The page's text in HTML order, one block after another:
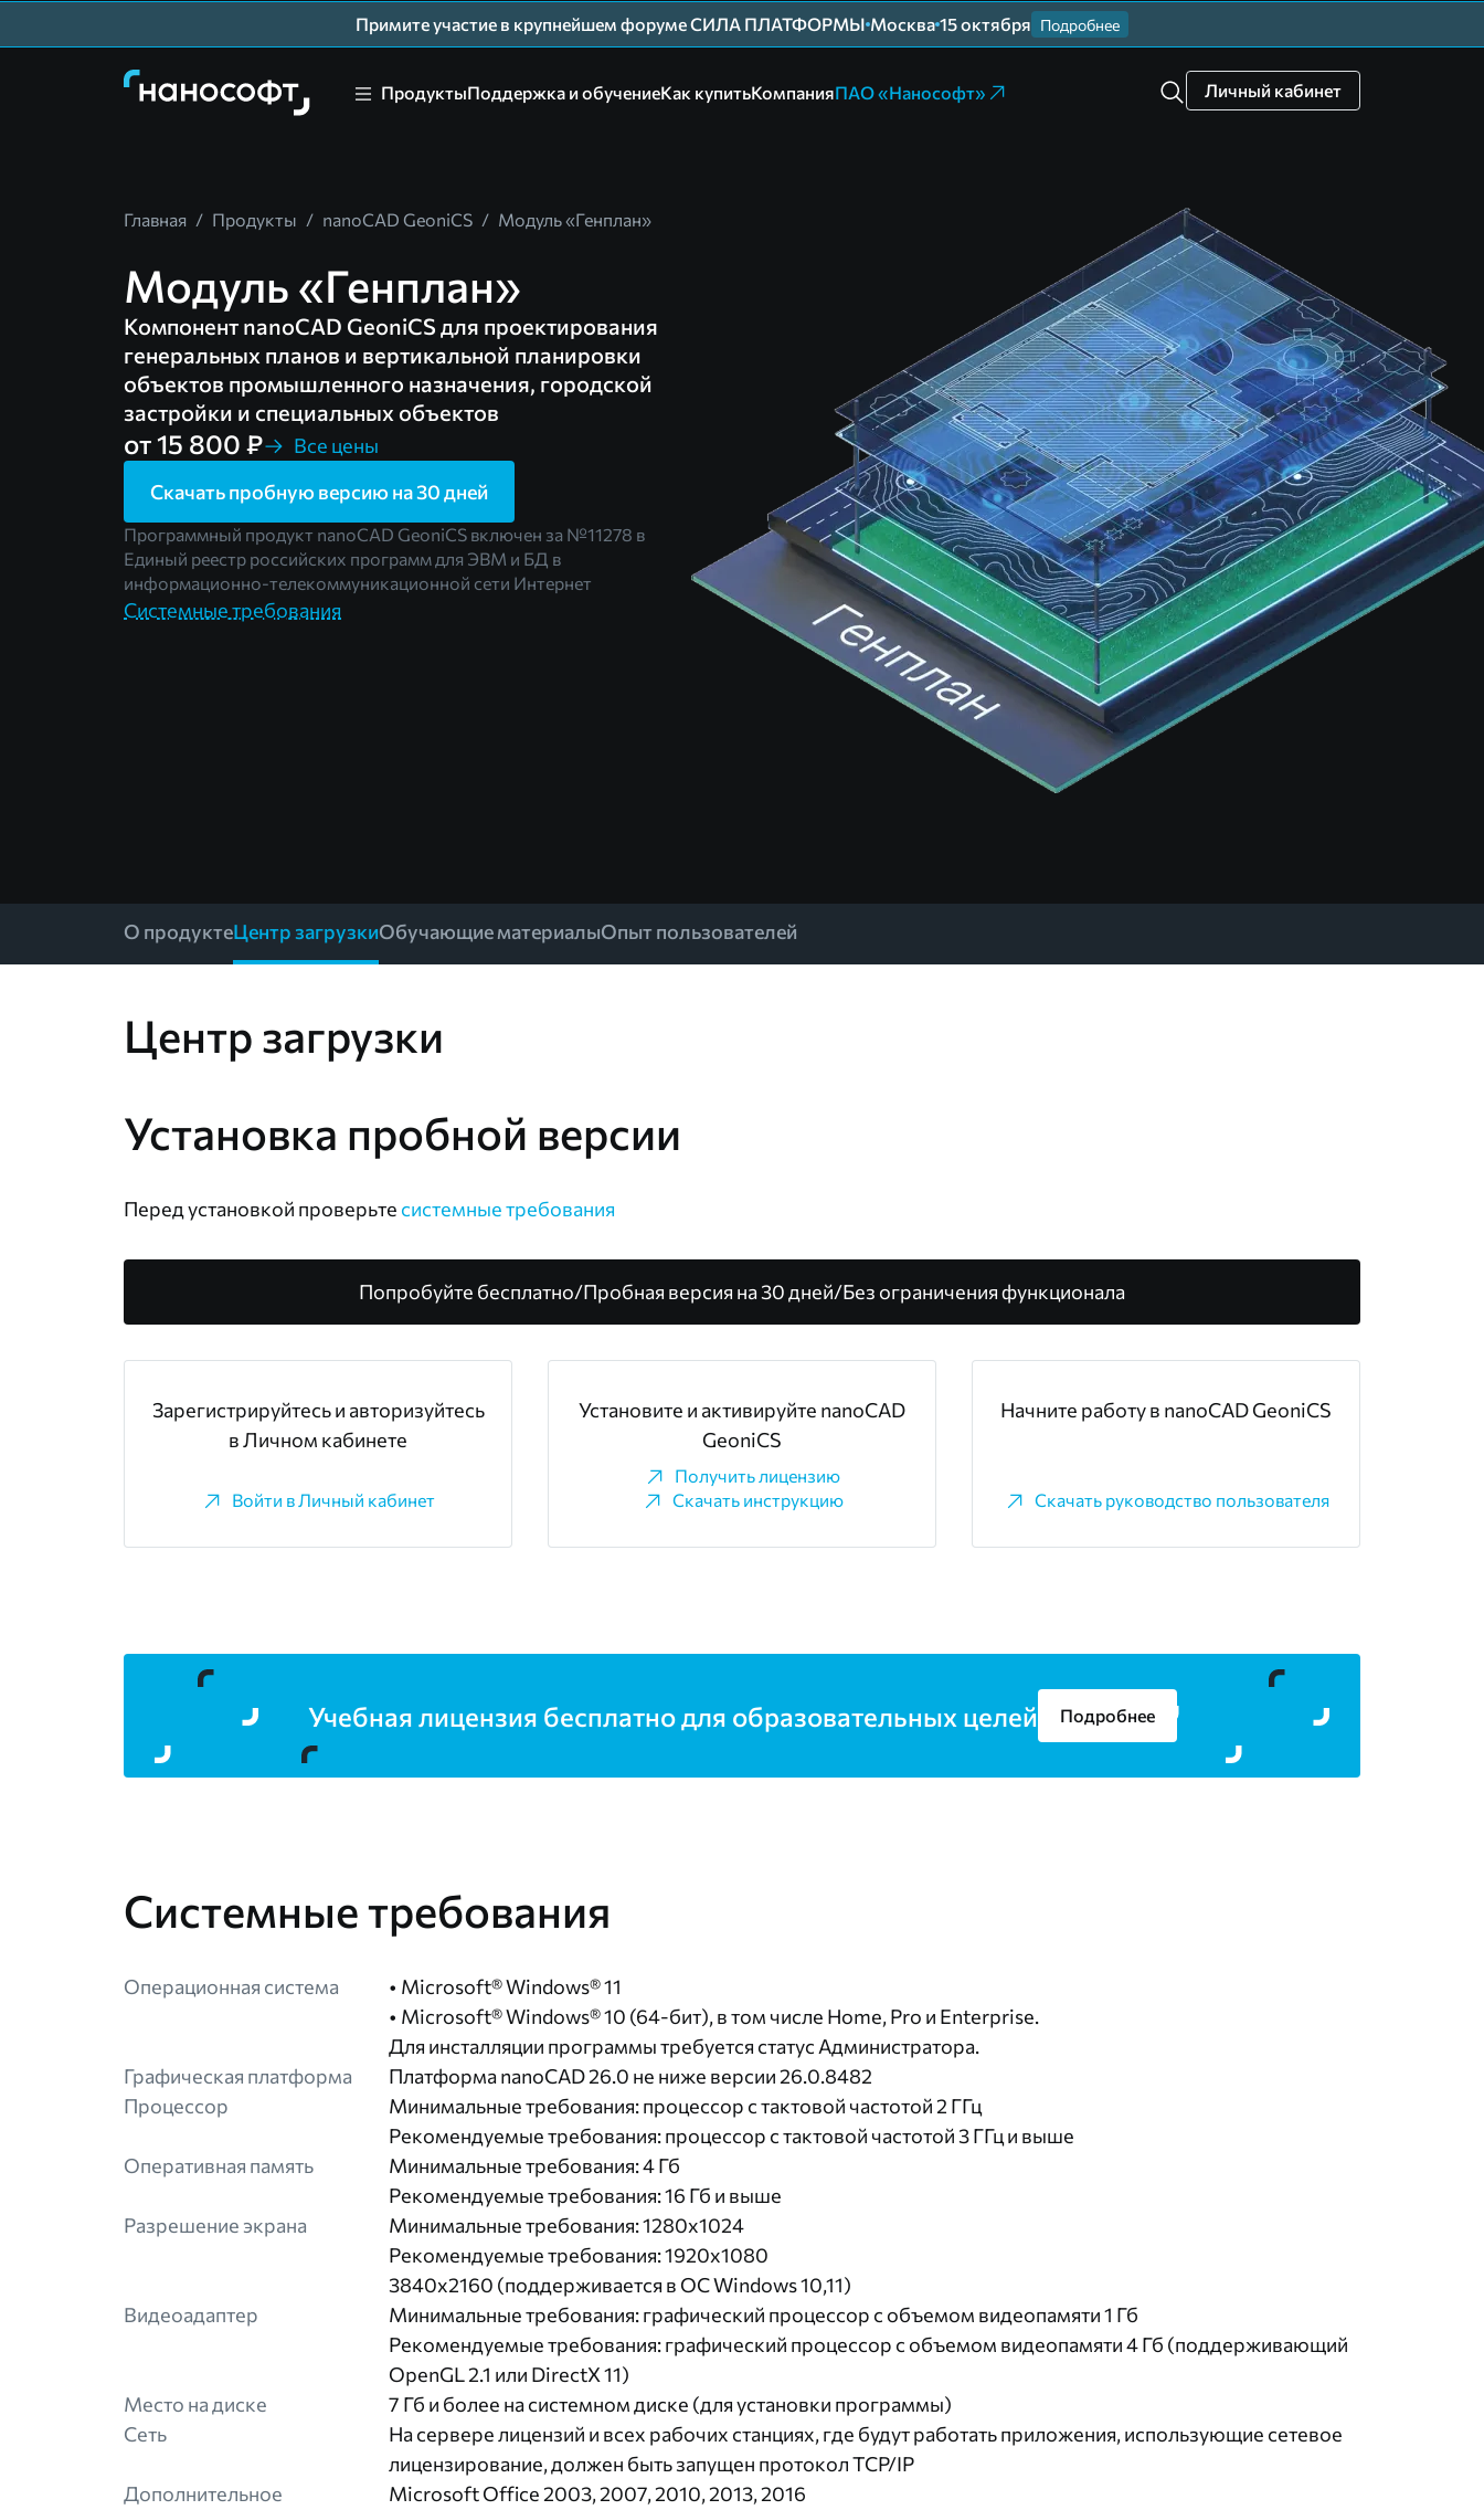
Примите участие в крупнейшем форуме СИЛА ПЛАТФОРМЫ Москва 15 октября Подробнее
ПродуктыПоддержка и обучениеКак купитьКомпанияПАО «Нанософт» Личный кабинет
Главная / Продукты / nanoCAD GeoniCS / Модуль «Генплан»
Модуль «Генплан»
Компонент nanoCAD GeoniCS для проектирования
генеральных планов и вертикальной планировки
объектов промышленного назначения, городской
застройки и специальных объектов
от 15 800 ₽
Все цены
Скачать пробную версию на 30 дней
Программный продукт nanoCAD GeoniCS включен за №11278 в
Единый реестр российских программ для ЭВМ и БД в
информационно-телекоммуникационной сети Интернет
Системные требования
О продуктеЦентр загрузкиОбучающие материалыОпыт пользователей
Центр загрузки
Установка пробной версии
Перед установкой проверьте системные требования
Попробуйте бесплатно/Пробная версия на 30 дней/Без ограничения функционала
Зарегистрируйтесь и авторизуйтесь
в Личном кабинете
Войти в Личный кабинет
Установите и активируйте nanoCAD
GeoniCS
Получить лицензию
Скачать инструкцию
Начните работу в nanoCAD GeoniCS
Скачать руководство пользователя
Учебная лицензия бесплатно для образовательных целей Подробнее
Системные требования
Операционная система
• Microsoft® Windows® 11
• Microsoft® Windows® 10 (64-бит), в том числе Home, Pro и Enterprise.
Для инсталляции программы требуется статус Администратора.
Графическая платформа
Платформа nanoCAD 26.0 не ниже версии 26.0.8482
Процессор
Минимальные требования: процессор с тактовой частотой 2 ГГц
Рекомендуемые требования: процессор с тактовой частотой 3 ГГц и выше
Оперативная память
Минимальные требования: 4 Гб
Рекомендуемые требования: 16 Гб и выше
Разрешение экрана
Минимальные требования: 1280х1024
Рекомендуемые требования: 1920x1080
3840х2160 (поддерживается в ОС Windows 10,11)
Видеоадаптер
Минимальные требования: графический процессор с объемом видеопамяти 1 Гб
Рекомендуемые требования: графический процессор с объемом видеопамяти 4 Гб (поддерживающий
OpenGL 2.1 или DirectX 11)
Место на диске
7 Гб и более на системном диске (для установки программы)
Сеть
На сервере лицензий и всех рабочих станциях, где будут работать приложения, использующие сетевое
лицензирование, должен быть запущен протокол TCP/IP
Дополнительное
Microsoft Office 2003, 2007, 2010, 2013, 2016